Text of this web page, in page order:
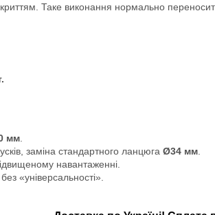
Таке виконання нормально
мм
заміна стандартного ланцюга Ø34 мм
навантаженні.
«універсальності».